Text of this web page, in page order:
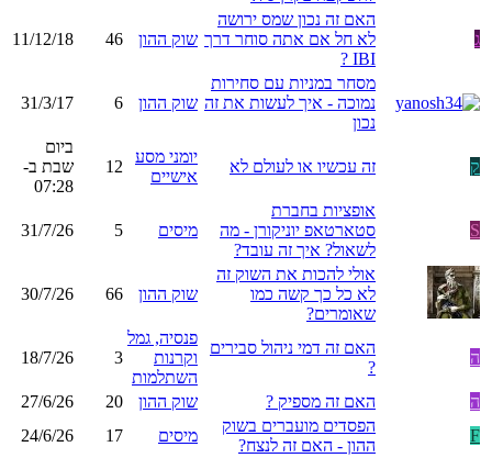
ג
האם זה נכון שמס ירושה
לא חל אם אתה סוחר דרך
IBI ?
שוק ההון 46
11/12/18
מסחר במניות עם סחירות
נמוכה - איך לעשות את זה
נכון
שוק ההון 6
31/3/17
ק זה עכשיו או לעולם לא
יומני מסע
אישיים
12
ביום
שבת ב-
07:28
S
אופציות בחברת
סטארטאפ יוניקורן - מה
לשאול? איך זה עובד?
מיסים 5
31/7/26
אולי להכות את השוק זה
לא כל כך קשה כמו
שאומרים?
שוק ההון 66
30/7/26
ה
האם זה דמי ניהול סבירים
?
פנסיה, גמל
וקרנות
השתלמות
3
18/7/26
ה האם זה מספיק ? שוק ההון 20
27/6/26
F
הפסדים מועברים בשוק
ההון - האם זה לנצח?
מיסים 17
24/6/26